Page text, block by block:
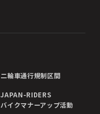
二輪車通行規制区間
JAPAN-RIDERS
バイクマナーアップ活動